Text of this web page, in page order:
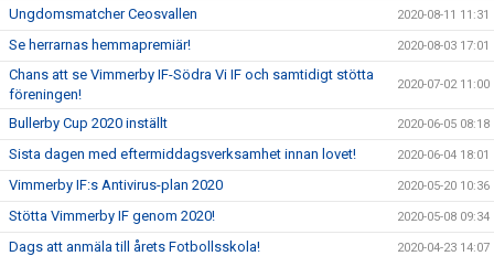
Ungdomsmatcher Ceosvallen 2020-08-11 11:31
Se herrarnas hemmapremiär! 2020-08-03 17:01
Chans att se Vimmerby IF-Södra Vi IF och samtidigt stötta
föreningen!
2020-07-02 11:00
Bullerby Cup 2020 inställt 2020-06-05 08:18
Sista dagen med eftermiddagsverksamhet innan lovet! 2020-06-04 18:01
Vimmerby IF:s Antivirus-plan 2020 2020-05-20 10:36
Stötta Vimmerby IF genom 2020! 2020-05-08 09:34
Dags att anmäla till årets Fotbollsskola! 2020-04-23 14:07